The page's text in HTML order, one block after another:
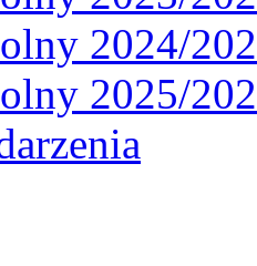
2024/
2025/